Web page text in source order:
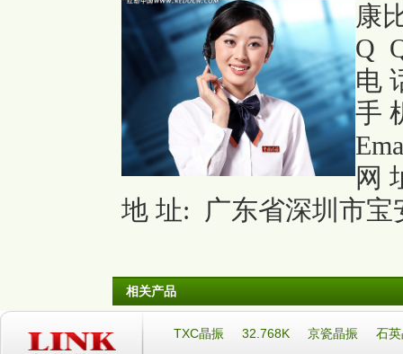
康
Q
电
手
网
地 址: 广东省深圳市宝
相关产品
TXC晶振 32.768K 京瓷晶振 石